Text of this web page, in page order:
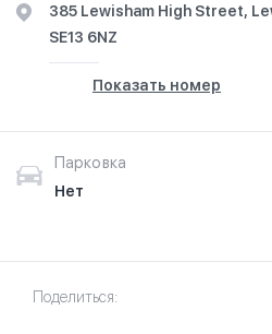
385 Lewisham High Street,
SE13 6NZ
Показать номер
Парковка
Нет
Поделиться: